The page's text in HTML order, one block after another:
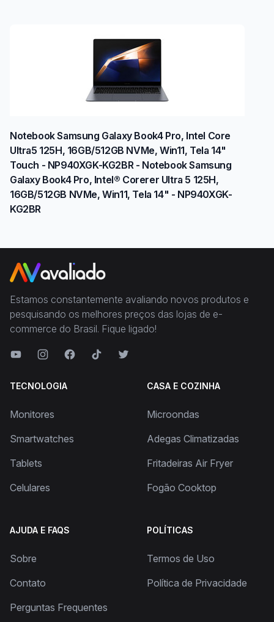
Notebook Samsung Galaxy Book4 Pro, Intel Core
Ultra5 125H, 16GB/512GB NVMe, Win11, Tela 14"
Touch - NP940XGK-KG2BR - Notebook Samsung
Galaxy Book4 Pro, Intel® Corerer Ultra 5 125H,
16GB/512GB NVMe, Win11, Tela 14" - NP940XGK-
KG2BR
Estamos constantemente avaliando novos produtos e
pesquisando os melhores preços das lojas de e-
commerce do Brasil. Fique ligado!
TECNOLOGIA
Monitores
Smartwatches
Tablets
Celulares
CASA E COZINHA
Microondas
Adegas Climatizadas
Fritadeiras Air Fryer
Fogão Cooktop
AJUDA E FAQS
Sobre
Contato
Perguntas Frequentes
POLÍTICAS
Termos de Uso
Política de Privacidade